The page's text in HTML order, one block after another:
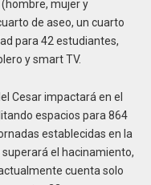
(hombre, mujer y
de aseo, un cuarto
para 42 estudiantes,
y smart TV.
Cesar impactará en el
espacios para 864
establecidas en la
el hacinamiento,
cuenta solo